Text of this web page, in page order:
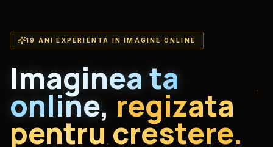
19 ANI EXPERIENTA IN IMAGINE ONLINE
Imaginea ta
online, regizata
pentru crestere.